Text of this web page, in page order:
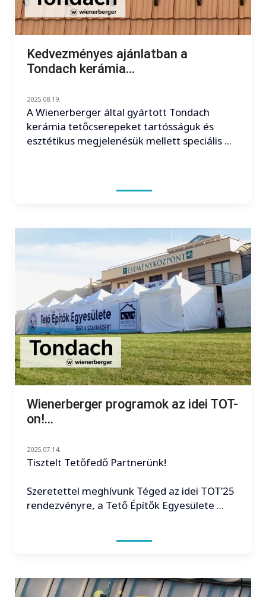
Kedvezményes ajánlatban a
Tondach kerámia...
2025.08.19.
A Wienerberger által gyártott Tondach
kerámia tetőcserepeket tartósságuk és
esztétikus megjelenésük mellett speciális ...
Wienerberger programok az idei TOT-
on!...
2025.07.14.
Tisztelt Tetőfedő Partnerünk!
Szeretettel meghívunk Téged az idei TOT’25
rendezvényre, a Tető Építők Egyesülete ...